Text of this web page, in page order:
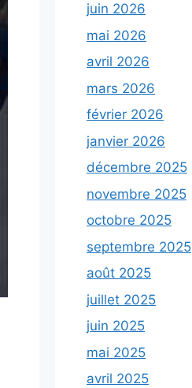
juin 2026
mai 2026
avril 2026
mars 2026
février 2026
janvier 2026
décembre 2025
novembre 2025
octobre 2025
septembre 2025
août 2025
juillet 2025
juin 2025
mai 2025
avril 2025